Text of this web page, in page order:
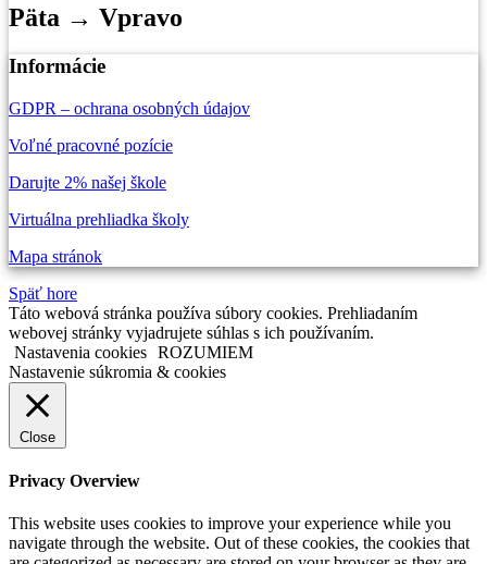
Päta → Vpravo
Informácie
GDPR – ochrana osobných údajov
Voľné pracovné pozície
Darujte 2% našej škole
Virtuálna prehliadka školy
Mapa stránok
Späť hore
Táto webová stránka používa súbory cookies. Prehliadaním
webovej stránky vyjadrujete súhlas s ich používaním.
Nastavenia cookies ROZUMIEM
Nastavenie súkromia & cookies
Close
Privacy Overview
This website uses cookies to improve your experience while you
navigate through the website. Out of these cookies, the cookies that